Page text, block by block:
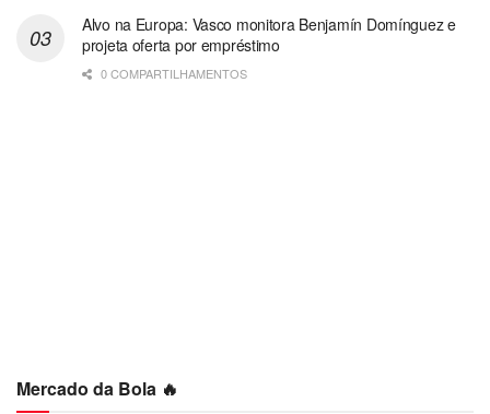
Alvo na Europa: Vasco monitora Benjamín Domínguez e
projeta oferta por empréstimo
0 COMPARTILHAMENTOS
Mercado da Bola 🔥